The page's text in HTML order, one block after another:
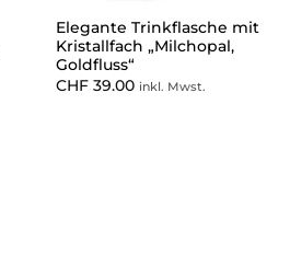
Elegante Trinkflasche mit
Kristallfach „Milchopal,
Goldfluss“
CHF39.00 inkl. Mwst.